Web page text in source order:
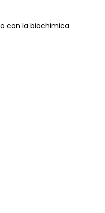
con la biochimica